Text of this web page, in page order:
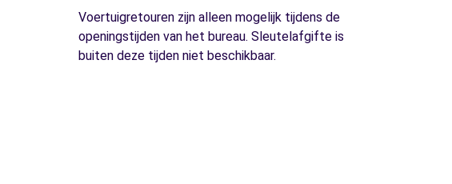
Voertuigretouren zijn alleen mogelijk tijdens de
openingstijden van het bureau. Sleutelafgifte is
buiten deze tijden niet beschikbaar.